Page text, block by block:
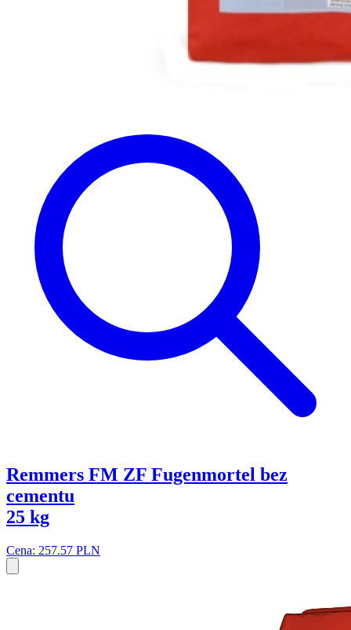
Remmers FM ZF Fugenmortel bez
cementu
25 kg
Cena: 257.57 PLN